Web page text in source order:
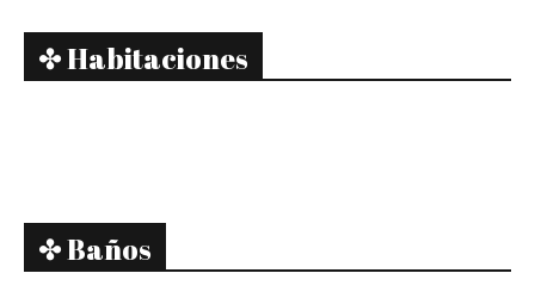
✤ Habitaciones
✤ Baños